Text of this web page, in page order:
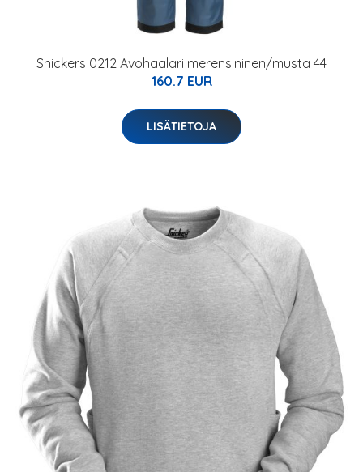
Snickers 0212 Avohaalari merensininen/musta 44
160.7 EUR
LISÄTIETOJA